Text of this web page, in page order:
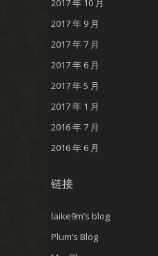
2017 年 9 月
2017 年 7 月
2017 年 6 月
2017 年 5 月
2017 年 1 月
2016 年 7 月
2016 年 6 月
链接
laike9m’s blog
Plum’s Blog